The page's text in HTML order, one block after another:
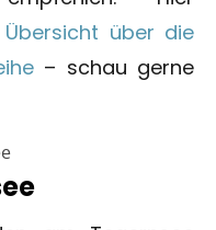
Übersicht über die
– schau gerne